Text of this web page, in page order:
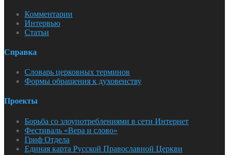
Комментарии
Интервью
Статьи
Справка
Словарь церковных терминов
Формы обращения к духовенству
Проекты
Борьба со злоупотреблениями в сети Интернет
Фестиваль «Вера и слово»
Гриф Отдела
Единая карта Русской Православной Церкви